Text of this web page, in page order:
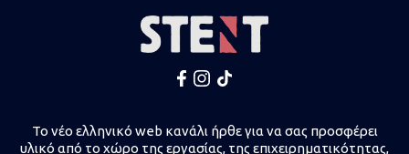
Το νέο ελληνικό web κανάλι ήρθε για να σας προσφέρει
υλικό από το χώρο της εργασίας, της επιχειρηματικότητας,